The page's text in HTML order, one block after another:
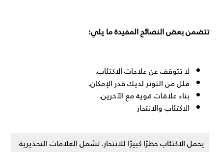
تتضمن بعض النصائح المفيدة ما يلي:
لا تتوقف عن علاجات الاكتئاب.
قلل من التوتر لديك قدر الإمكان.
بناء علاقات قوية مع الآخرين.
الاكتئاب والانتحار
يحمل الاكتئاب خطرًا كبيرًا للانتحار. تشمل العلامات التحذيرية